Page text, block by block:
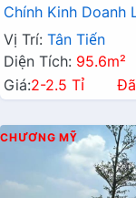
Chính Kinh Doanh
Vị Trí: Tân Tiến
Diện Tích: 95.6m²
Giá:2-2.5 Tỉ
CHƯƠNG MỸ